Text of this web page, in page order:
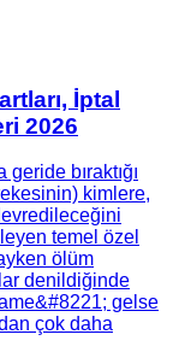
İptal
2026
bıraktığı
kimlere,
temel özel
ölüm
denildiğinde
gelse
çok daha